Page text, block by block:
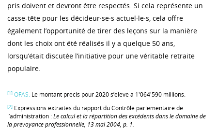
pris doivent et devront être respectés. Si cela représente un
casse-tête pour les décideur·se·s actuel·le·s, cela offre
également l’opportunité de tirer des leçons sur la manière
dont les choix ont été réalisés il y a quelque 50 ans,
lorsqu’était discutée l’initiative pour une véritable retraite
populaire.
[1] OFAS. Le montant précis pour 2020 s’élève à 1'064'590 millions.
[2] Expressions extraites du rapport du Contrôle parlementaire de
l’administration :Le calcul et la répartition des excédents dans le domaine de
la prévoyance professionnelle, 13 mai 2004, p. 1.